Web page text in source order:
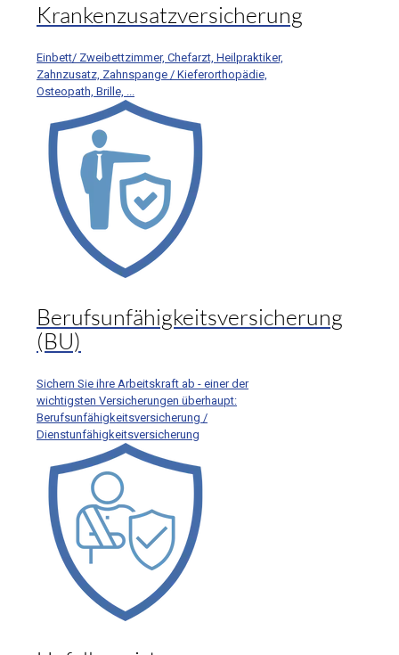
Krankenzusatzversicherung
Einbett/ Zweibettzimmer, Chefarzt, Heilpraktiker,
Zahnzusatz, Zahnspange / Kieferorthopädie,
Osteopath, Brille, ...
Berufsunfähigkeitsversicherung
(BU)
Sichern Sie ihre Arbeitskraft ab - einer der
wichtigsten Versicherungen überhaupt:
Berufsunfähigkeitsversicherung /
Dienstunfähigkeitsversicherung